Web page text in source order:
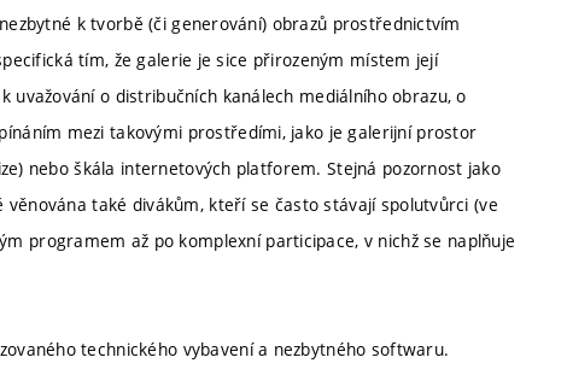
k tvorbě (či generování) obrazů prostřednictvím
tím, že galerie je sice přirozeným místem její
uvažování o distribučních kanálech mediálního obrazu, o
mezi takovými prostředími, jako je galerijní prostor
nebo škála internetových platforem. Stejná pozornost jako
také divákům, kteří se často stávají spolutvůrci (ve
programem až po komplexní participace, v nichž se naplňuje
technického vybavení a nezbytného softwaru.